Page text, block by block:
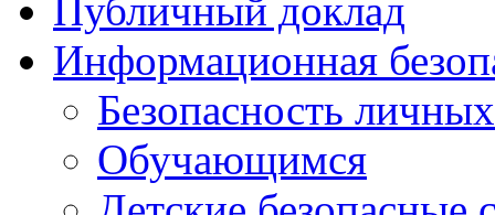
Публичный доклад
Информационная
Безопасность
Обучающимся